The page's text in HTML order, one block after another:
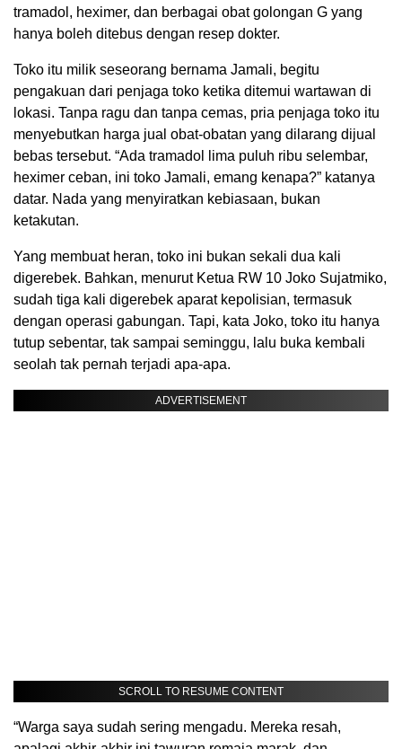
tramadol, heximer, dan berbagai obat golongan G yang
hanya boleh ditebus dengan resep dokter.
Toko itu milik seseorang bernama Jamali, begitu
pengakuan dari penjaga toko ketika ditemui wartawan di
lokasi. Tanpa ragu dan tanpa cemas, pria penjaga toko itu
menyebutkan harga jual obat-obatan yang dilarang dijual
bebas tersebut. “Ada tramadol lima puluh ribu selembar,
heximer ceban, ini toko Jamali, emang kenapa?” katanya
datar. Nada yang menyiratkan kebiasaan, bukan
ketakutan.
Yang membuat heran, toko ini bukan sekali dua kali
digerebek. Bahkan, menurut Ketua RW 10 Joko Sujatmiko,
sudah tiga kali digerebek aparat kepolisian, termasuk
dengan operasi gabungan. Tapi, kata Joko, toko itu hanya
tutup sebentar, tak sampai seminggu, lalu buka kembali
seolah tak pernah terjadi apa-apa.
ADVERTISEMENT
SCROLL TO RESUME CONTENT
“Warga saya sudah sering mengadu. Mereka resah,